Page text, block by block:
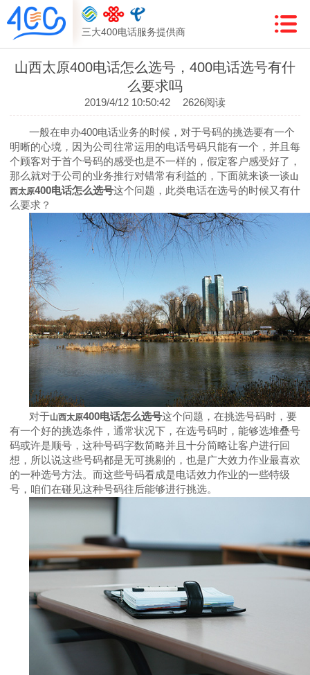
三大400电话服务提供商
山西太原400电话怎么选号，400电话选号有什
么要求吗
2019/4/12 10:50:42 2626阅读
一般在申办400电话业务的时候，对于号码的挑选要有一个
明晰的心境，因为公司往常运用的电话号码只能有一个，并且每
个顾客对于首个号码的感受也是不一样的，假定客户感受好了，
那么就对于公司的业务推行对错常有利益的，下面就来谈一谈山
西太原400电话怎么选号这个问题，此类电话在选号的时候又有什
么要求？
对于山西太原400电话怎么选号这个问题，在挑选号码时，要
有一个好的挑选条件，通常状况下，在选号码时，能够选堆叠号
码或许是顺号，这种号码字数简略并且十分简略让客户进行回
想，所以说这些号码都是无可挑剔的，也是广大效力作业最喜欢
的一种选号方法。而这些号码看成是电话效力作业的一些特级
号，咱们在碰见这种号码往后能够进行挑选。